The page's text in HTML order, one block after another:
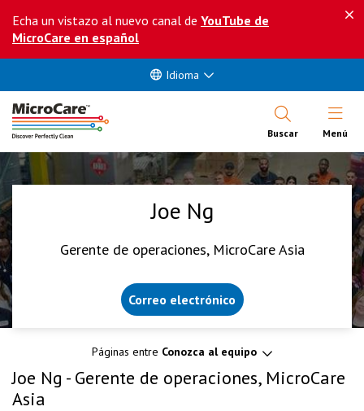
Echa un vistazo al nuevo canal de YouTube de
MicroCare en español
Idioma
Buscar Abrir
Menú
Joe Ng
Gerente de operaciones, MicroCare Asia
Correo electrónico
Páginas entre Conozca al equipo
Joe Ng - Gerente de operaciones, MicroCare
Asia